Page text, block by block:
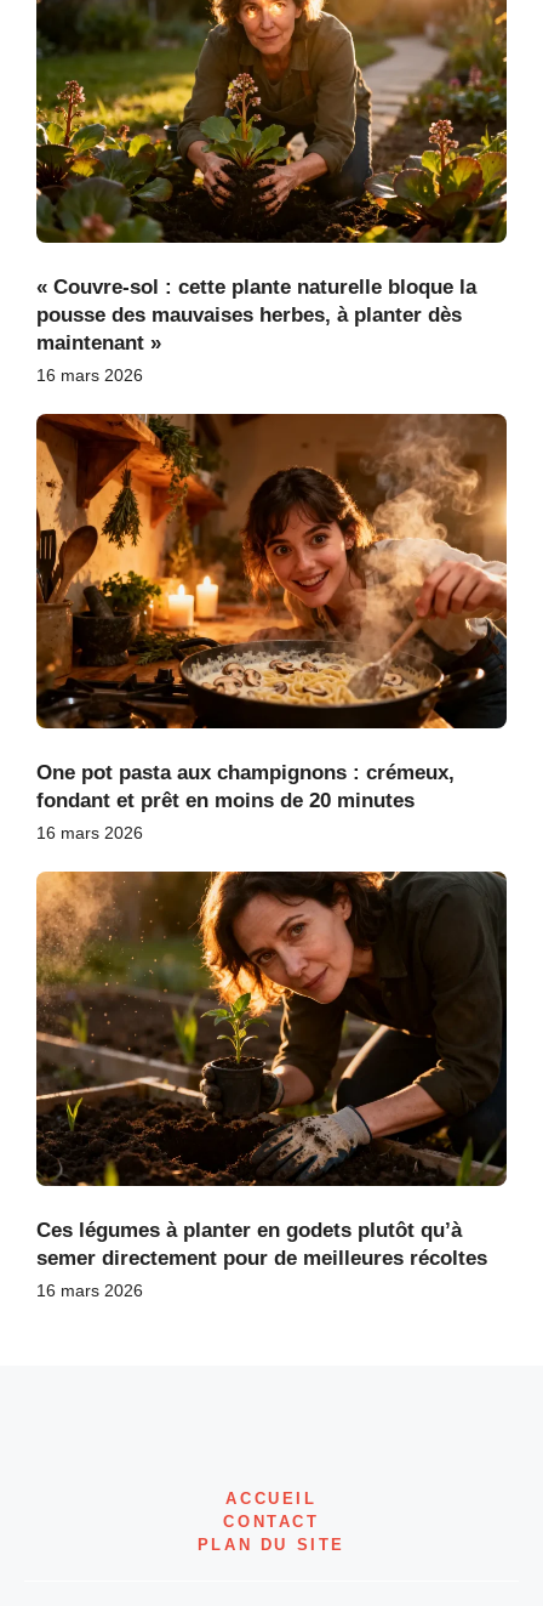
« Couvre-sol : cette plante naturelle bloque la
pousse des mauvaises herbes, à planter dès
maintenant »
16 mars 2026
One pot pasta aux champignons : crémeux,
fondant et prêt en moins de 20 minutes
16 mars 2026
Ces légumes à planter en godets plutôt qu’à
semer directement pour de meilleures récoltes
16 mars 2026
ACCUEIL
CONTACT
PLAN DU SITE